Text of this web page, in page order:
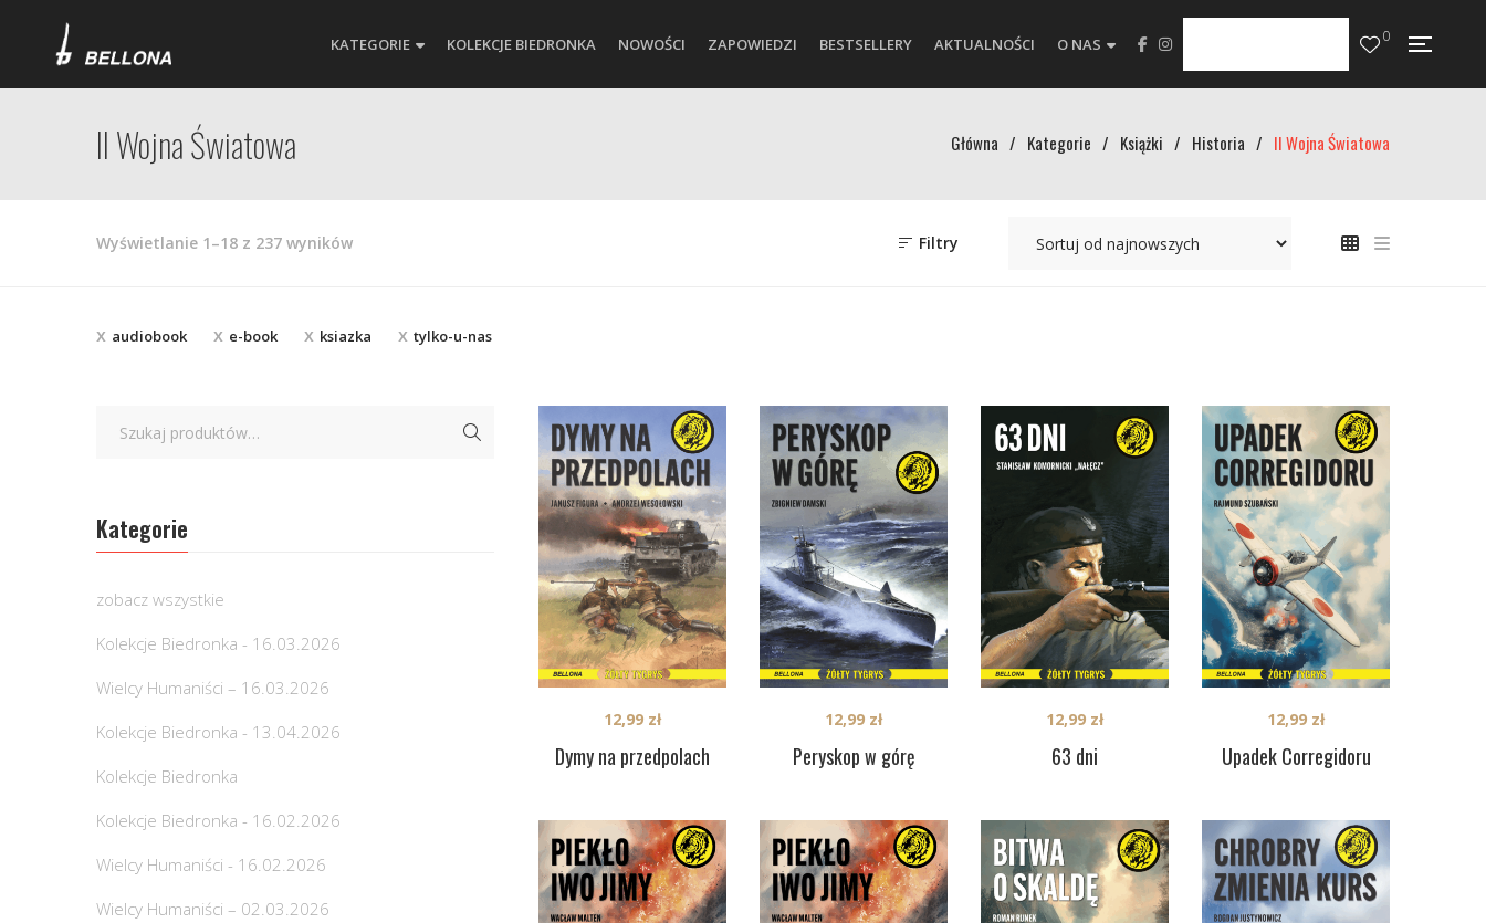
KATEGORIE KOLEKCJE BIEDRONKA NOWOŚCI ZAPOWIEDZI BESTSELLERY AKTUALNOŚCI O NAS 0
II Wojna Światowa Główna / Kategorie / Książki / Historia / II Wojna Światowa
Wyświetlanie 1–18 z 237 wynikówPosortowane
Filtry
audiobook e-book ksiazka tylko-u-nas
Dymy na przedpolach
12,99 zł
Peryskop w górę
12,99 zł
63 dni
12,99 zł
Upadek Corregidoru
12,99 zł
Kategorie
zobacz wszystkie
Kolekcje Biedronka - 16.03.2026
Wielcy Humaniści – 16.03.2026
Kolekcje Biedronka - 13.04.2026
Kolekcje Biedronka
Kolekcje Biedronka - 16.02.2026
Wielcy Humaniści - 16.02.2026
Wielcy Humaniści – 02.03.2026